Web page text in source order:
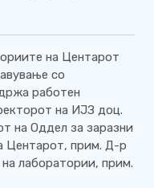
на Центарот
со
работен
на ИЈЗ доц.
на Оддел за заразни
Центарот, прим. Д-р
лаборатории, прим.